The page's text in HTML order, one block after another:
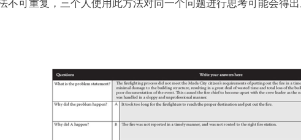
不可重复，三个人使用此方法对同一个问题进行思考可能会得出